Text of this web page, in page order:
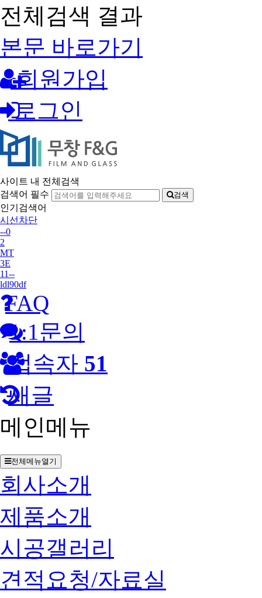
전체검색 결과
본문 바로가기
회원가입
로그인
사이트 내 전체검색
검색어 필수
검색
인기검색어
시선차단
--0
2
MT
3E
11--
ldl90df
FAQ
1:1문의
접속자 51
새글
메인메뉴
전체메뉴열기
회사소개
제품소개
시공갤러리
견적요청/자료실